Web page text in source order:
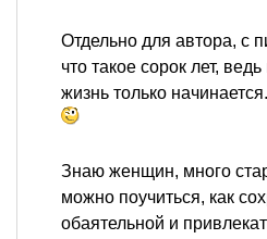
Отдельно для автора, с
что такое сорок лет,
жизнь только
Знаю женщин, много
можно поучиться, как
обаятельной и